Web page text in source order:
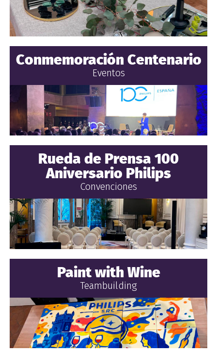
Conmemoración Centenario
Eventos
Rueda de Prensa 100
Aniversario Philips
Convenciones
Paint with Wine
Teambuilding